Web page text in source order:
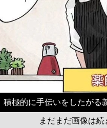
積極的に手伝いをしたがる
まだまだ画像は続